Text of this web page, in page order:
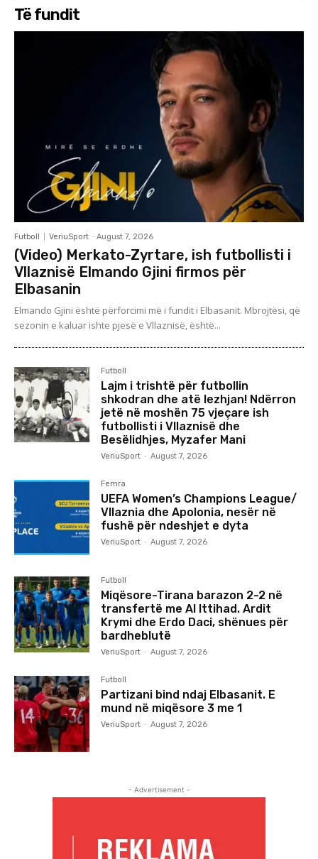
Të fundit
Futboll VeriuSport - August 7, 2026
(Video) Merkato-Zyrtare, ish futbollisti i
Vllaznisë Elmando Gjini firmos për
Elbasanin
Elmando Gjini është përforcimi më i fundit i Elbasanit. Mbrojtësi, që
sezonin e kaluar ishte pjesë e Vllaznisë, është...
Futboll
Lajm i trishtë për futbollin
shkodran dhe atë lezhjan! Ndërron
jetë në moshën 75 vjeçare ish
futbollisti i Vllaznisë dhe
Besëlidhjes, Myzafer Mani
VeriuSport - August 7, 2026
Femra
UEFA Women’s Champions League/
Vllaznia dhe Apolonia, nesër në
fushë për ndeshjet e dyta
VeriuSport - August 7, 2026
Futboll
Miqësore-Tirana barazon 2-2 në
transfertë me Al Ittihad. Ardit
Krymi dhe Erdo Daci, shënues për
bardheblutë
VeriuSport - August 7, 2026
Futboll
Partizani bind ndaj Elbasanit. E
mund në miqësore 3 me 1
VeriuSport - August 7, 2026
- Advertisement -